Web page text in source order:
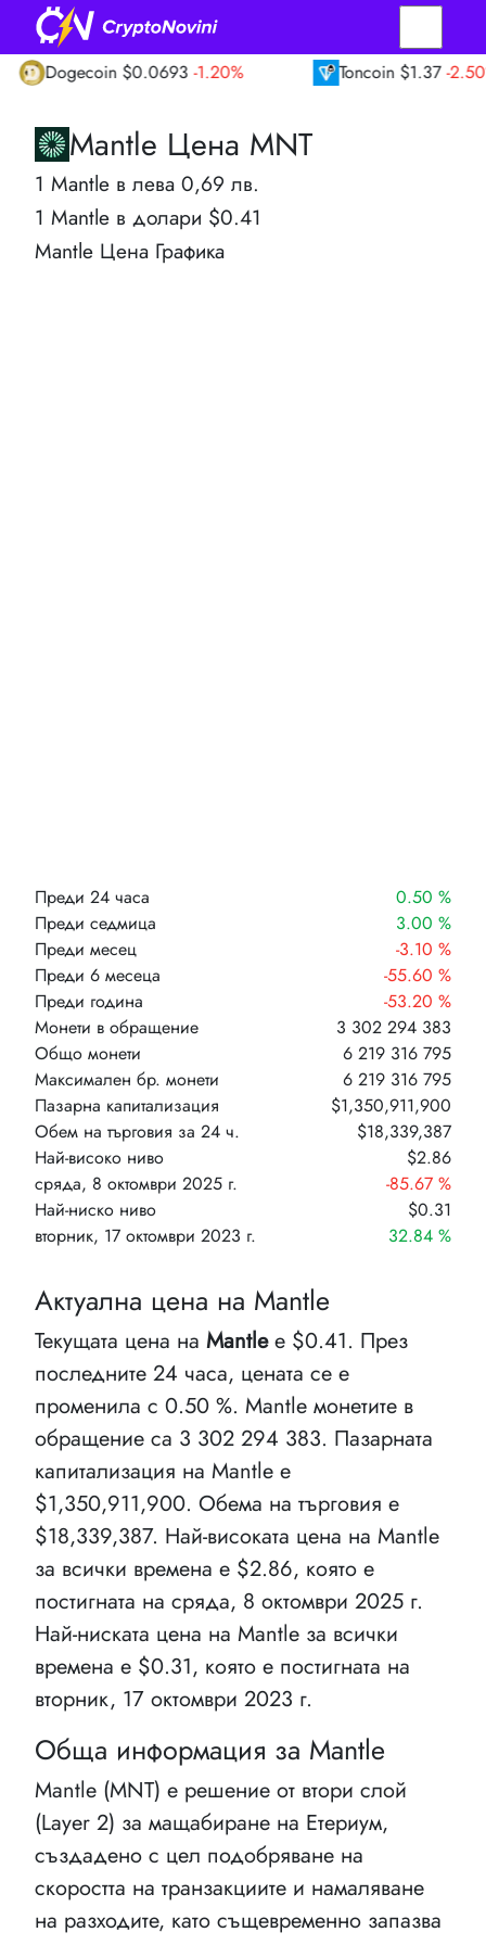
Dogecoin $0.0693 -1.20% Toncoin $1.37 -2.50%
Mantle Цена MNT
1 Mantle в лева 0,69 лв.
1 Mantle в долари $0.41
Mantle Цена Графика
Преди 24 часа
0.50 %
Преди седмица
3.00 %
Преди месец
-3.10 %
Преди 6 месеца
-55.60 %
Преди година
-53.20 %
Монети в обращение
3 302 294 383
Общо монети
6 219 316 795
Максимален бр. монети
6 219 316 795
Пазарна капитализация
$1,350,911,900
Обем на търговия за 24 ч.
$18,339,387
Най-високо ниво
сряда, 8 октомври 2025 г.
$2.86
-85.67 %
Най-ниско ниво
вторник, 17 октомври 2023 г.
$0.31
32.84 %
Актуална цена на Mantle
Текущата цена на Mantleе $0.41. През
последните 24 часа, цената се е
променила с 0.50 %. Mantle монетите в
обращение са 3 302 294 383. Пазарната
капитализация на Mantle e
$1,350,911,900. Обема на търговия е
$18,339,387. Най-високата цена на Mantle
за всички времена е $2.86, която е
постигната на сряда, 8 октомври 2025 г.
Най-ниската цена на Mantle за всички
времена е $0.31, която е постигната на
вторник, 17 октомври 2023 г.
Обща информация за Mantle
Mantle (MNT) е решение от втори слой
(Layer 2) за мащабиране на Етериум,
създадено с цел подобряване на
скоростта на транзакциите и намаляване
на разходите, като същевременно запазва